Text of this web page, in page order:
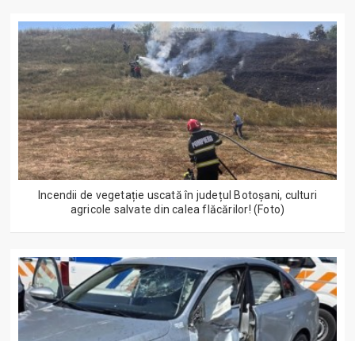
Incendii de vegetație uscată în județul Botoșani, culturi
agricole salvate din calea flăcărilor! (Foto)